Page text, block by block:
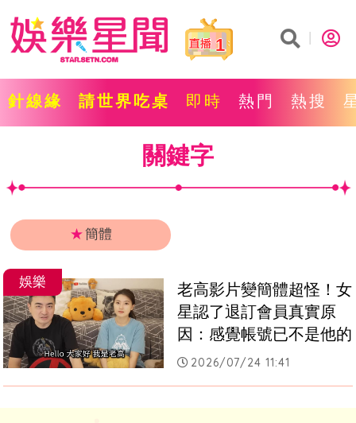
1
針線緣 請世界吃桌 即時 熱門 熱搜
關鍵字
★簡體
娛樂
老高影片變簡體超怪！女
星認了退訂會員真實原
因：感覺帳號已不是他的
2026/07/24 11:41